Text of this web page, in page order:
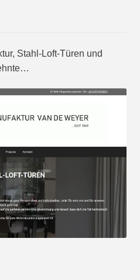
Stahl-Loft-Türen und